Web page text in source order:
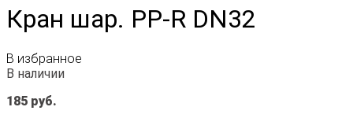
Кран шар. PP-R DN32
В избранное
В наличии
185 руб.